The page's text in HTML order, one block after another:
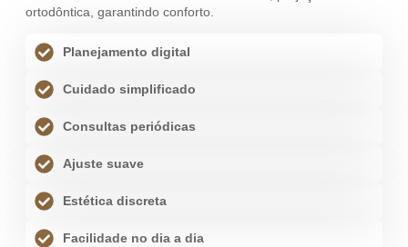
ortodôntica, garantindo conforto.
Planejamento digital
Cuidado simplificado
Consultas periódicas
Ajuste suave
Estética discreta
Facilidade no dia a dia